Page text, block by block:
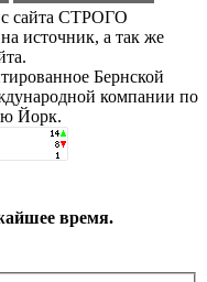
сайта СТРОГО
источник, а так же
Бернской
компании по
Йорк.
время.